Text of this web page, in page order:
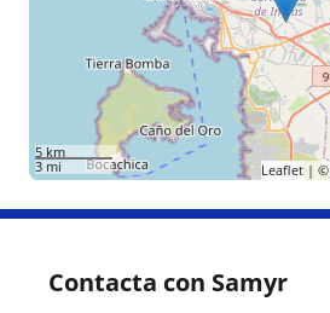
5 km
3 mi
Leaflet| ©
Contacta con Samyr